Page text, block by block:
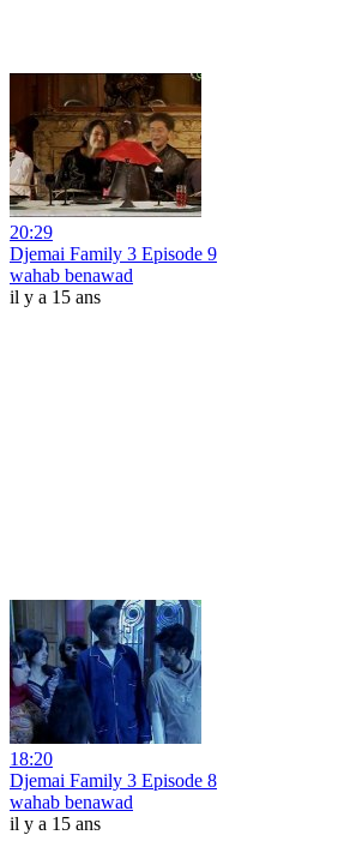
20:29
Djemai Family 3 Episode 9
wahab benawad
il y a 15 ans
18:20
Djemai Family 3 Episode 8
wahab benawad
il y a 15 ans